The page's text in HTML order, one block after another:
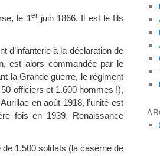
le 1er juin 1866. Il est le fils
d’infanterie à la déclaration de
est alors commandée par le
la Grande guerre, le régiment
officiers et 1.600 hommes !),
en août 1918, l’unité est
fois en 1939. Renaissance
de 1.500 soldats (la caserne de